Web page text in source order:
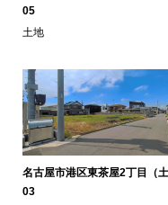
05
土地
名古屋市港区東茶屋2丁目（土
03